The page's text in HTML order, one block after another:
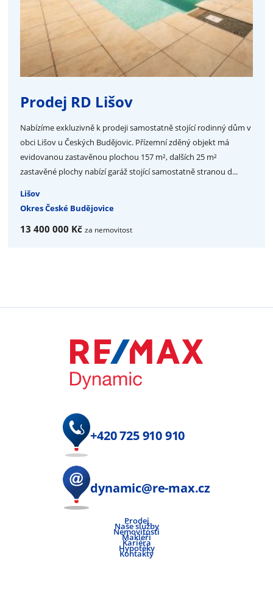
Prodej RD Lišov
Nabízíme exkluzivně k prodeji samostatně stojící rodinný dům v
obci Lišov u Českých Budějovic. Přízemní zděný objekt má
evidovanou zastavěnou plochou 157 m², dalších 25 m²
zastavěné plochy nabízí garáž stojící samostatně stranou d...
Lišov
Okres České Budějovice
13 400 000 Kč za nemovitost
+420 725 910 910
dynamic@re-max.cz
Prodej
Naše služby
Nemovitosti
Makléři
Kariéra
Hypotéky
Kontakty